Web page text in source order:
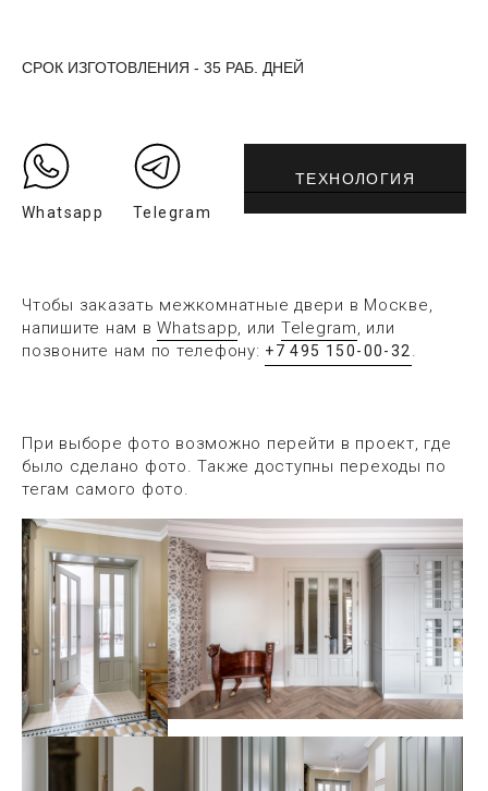
СРОК ИЗГОТОВЛЕНИЯ - 35 РАБ. ДНЕЙ
Whatsapp Telegram
ТЕХНОЛОГИЯ
Чтобы заказать межкомнатные двери в Москве,
напишите нам вWhatsapp, или Telegram, или
позвоните нам по телефону: +7 495 150-00-32 .
При выборе фото возможно перейти в проект, где
было сделано фото. Также доступны переходы по
тегам самого фото.